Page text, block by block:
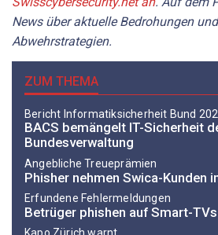
News über aktuelle Bedrohungen
Abwehrstrategien.
ZUM THEMA
Bericht Informatiksicherheit Bund
BACS bemängelt IT-Sicherheit
Bundesverwaltung
Angebliche Treueprämien
Phisher nehmen Swica-Kunden
Erfundene Fehlermeldungen
Betrüger phishen auf Smart-TVs